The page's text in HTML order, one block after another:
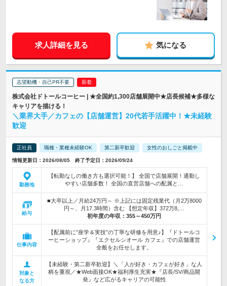
求人詳細を見る 気になる
志望動機・自己PR不要
株式会社ドトールコーヒー | ★全国約1,300店舗展開中★店長候補★多様な
キャリアを描ける！
＼業界大手／カフェの【店舗運営】20代若手活躍中！★未経験
歓迎
正社員 職種・業種未経験OK 第二新卒歓迎 女性のおしごと掲載中
情報更新日：2026/08/05 終了予定日：2026/09/24
勤務地
【転勤なしの働き方も選択可能！】 全国で店舗展開！通勤し
やすい店舗多数！ 全国の直営店舗への配属と…
給与
■大卒以上／月給24万円～ ※上記には固定残業代（月2万8000
円～、月17.3時間）含む 【想定年収】372万8,…
初年度の年収： 355～450万円
仕事内容
【配属前に”座学＆実技”の丁寧な研修を用意♪】『ドトールコ
ーヒーショップ』『エクセルシオール カフェ』での店舗運営
全般をお任せします。
対象と
なる方
【未経験・第二新卒歓迎】＼「人が好き・カフェが好き」な人
柄を重視／★Web面接OK★福利厚生充実★『店長/SV/商品開
発』など広がるキャリアの可能性